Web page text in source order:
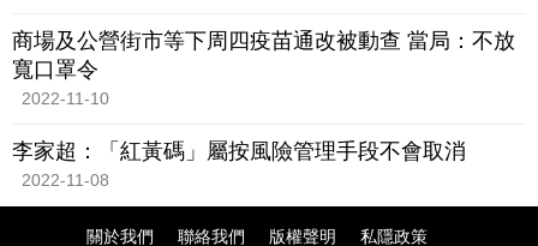
商場及公營街市等下周四疫苗通改被動查 當局：不放
寬口罩令
2022-11-10
李家超：「紅黃碼」屬按風險管理手段不會取消
2022-11-08
關於我們 聯絡我們 版權聲明 私隱政策